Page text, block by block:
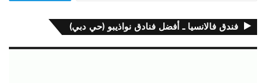
فندق فالانسيا ـ أفضل فنادق نواذيبو (حي دبي)